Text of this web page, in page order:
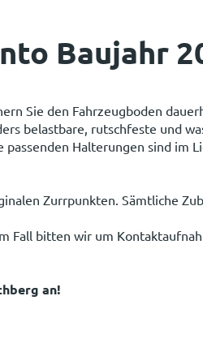
Baujahr
Sie den Fahrzeugboden
belastbare, rutschfeste und
Halterungen sind im
Zurrpunkten. Sämtliche
Fall bitten wir um
an!